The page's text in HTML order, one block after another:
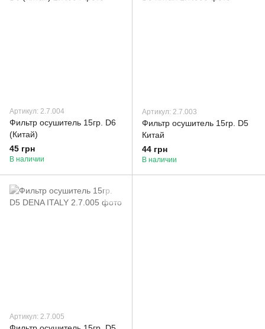
Артикул: 2.7.004
Фильтр осушитель 15гр. D6
(Китай)
45 грн
В наличии
Артикул: 2.7.003
Фильтр осушитель 15гр. D5
Китай
44 грн
В наличии
Артикул: 2.7.005